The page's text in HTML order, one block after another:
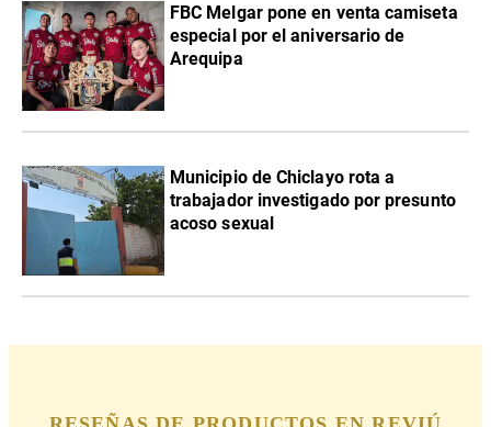
FBC Melgar pone en venta camiseta
especial por el aniversario de
Arequipa
Municipio de Chiclayo rota a
trabajador investigado por presunto
acoso sexual